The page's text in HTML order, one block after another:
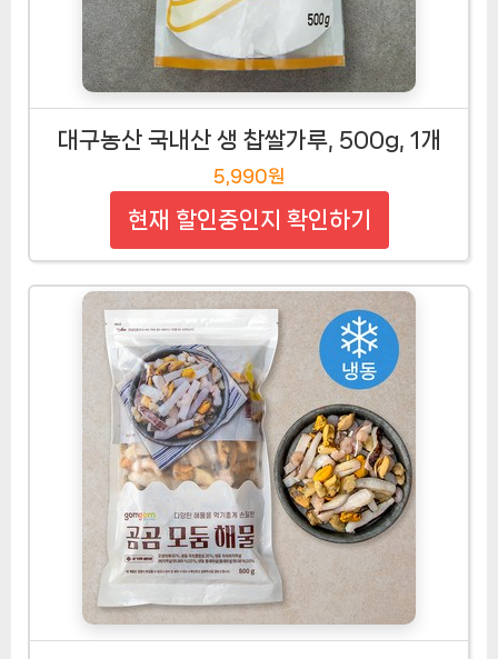
대구농산 국내산 생 찹쌀가루, 500g, 1개
5,990원
현재 할인중인지 확인하기